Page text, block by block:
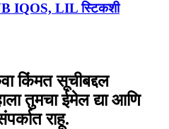
IQOS, LIL स्टिकशी
किंमत सूचीबद्दल
तुमचा ईमेल द्या आणि
राहू.